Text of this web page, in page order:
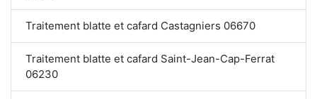
Traitement blatte et cafard Castagniers 06670
Traitement blatte et cafard Saint-Jean-Cap-Ferrat
06230